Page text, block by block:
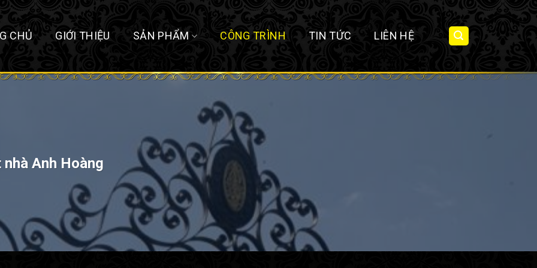
CHỦ GIỚI THIỆU SẢN PHẨM CÔNG TRÌNH TIN TỨC LIÊN HỆ
Anh Hoàng